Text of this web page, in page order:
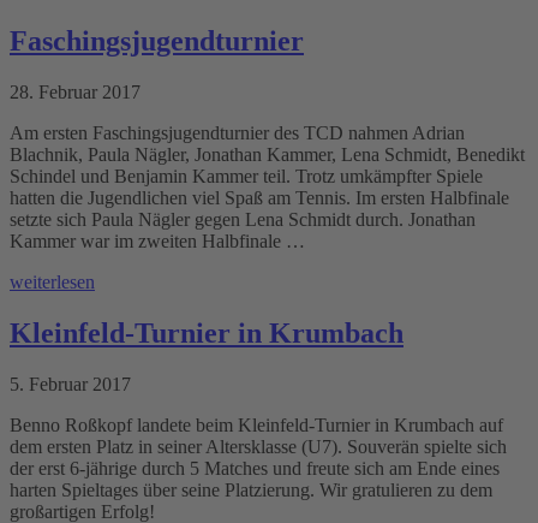
Faschingsjugendturnier
28. Februar 2017
Am ersten Faschingsjugendturnier des TCD nahmen Adrian
Blachnik, Paula Nägler, Jonathan Kammer, Lena Schmidt, Benedikt
Schindel und Benjamin Kammer teil. Trotz umkämpfter Spiele
hatten die Jugendlichen viel Spaß am Tennis. Im ersten Halbfinale
setzte sich Paula Nägler gegen Lena Schmidt durch. Jonathan
Kammer war im zweiten Halbfinale …
weiterlesen
Kleinfeld-Turnier in Krumbach
5. Februar 2017
Benno Roßkopf landete beim Kleinfeld-Turnier in Krumbach auf
dem ersten Platz in seiner Altersklasse (U7). Souverän spielte sich
der erst 6-jährige durch 5 Matches und freute sich am Ende eines
harten Spieltages über seine Platzierung. Wir gratulieren zu dem
großartigen Erfolg!